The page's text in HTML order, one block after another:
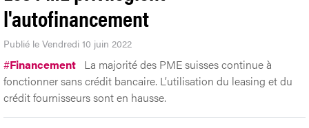
l'autofinancement
Publié le Vendredi 10 juin 2022
#Financement La majorité des PME suisses continue à
fonctionner sans crédit bancaire. L’utilisation du leasing et du
crédit fournisseurs sont en hausse.